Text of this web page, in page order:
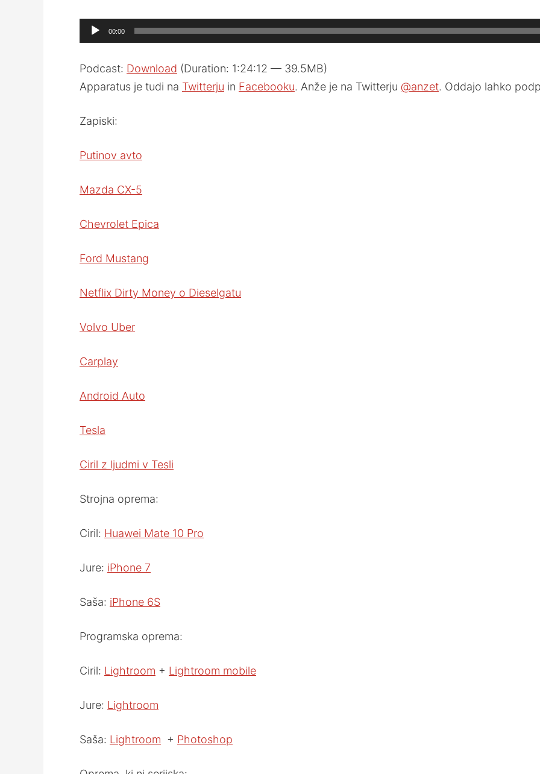
Audio
Player
00:00
Podcast: Download (Duration: 1:24:12 — 39.5MB)
Apparatus je tudi na Twitterju in Facebooku. Anže je na Twitterju @anzet. Oddajo lahko
Zapiski:
Putinov avto
Mazda CX-5
Chevrolet Epica
Ford Mustang
Netflix Dirty Money o Dieselgatu
Volvo Uber
Carplay
Android Auto
Tesla
Ciril z ljudmi v Tesli
Strojna oprema:
Ciril: Huawei Mate 10 Pro
Jure: iPhone 7
Saša: iPhone 6S
Programska oprema:
Ciril: Lightroom + Lightroom mobile
Jure: Lightroom
Saša: Lightroom + Photoshop